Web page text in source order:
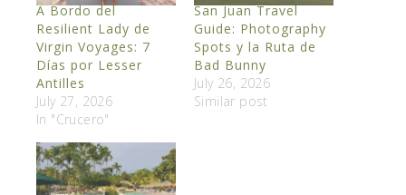
A Bordo del
Resilient Lady de
Virgin Voyages: 7
Días por Lesser
Antilles
July 27, 2026
In "Crucero"
San Juan Travel
Guide: Photography
Spots y la Ruta de
Bad Bunny
July 26, 2026
Similar post